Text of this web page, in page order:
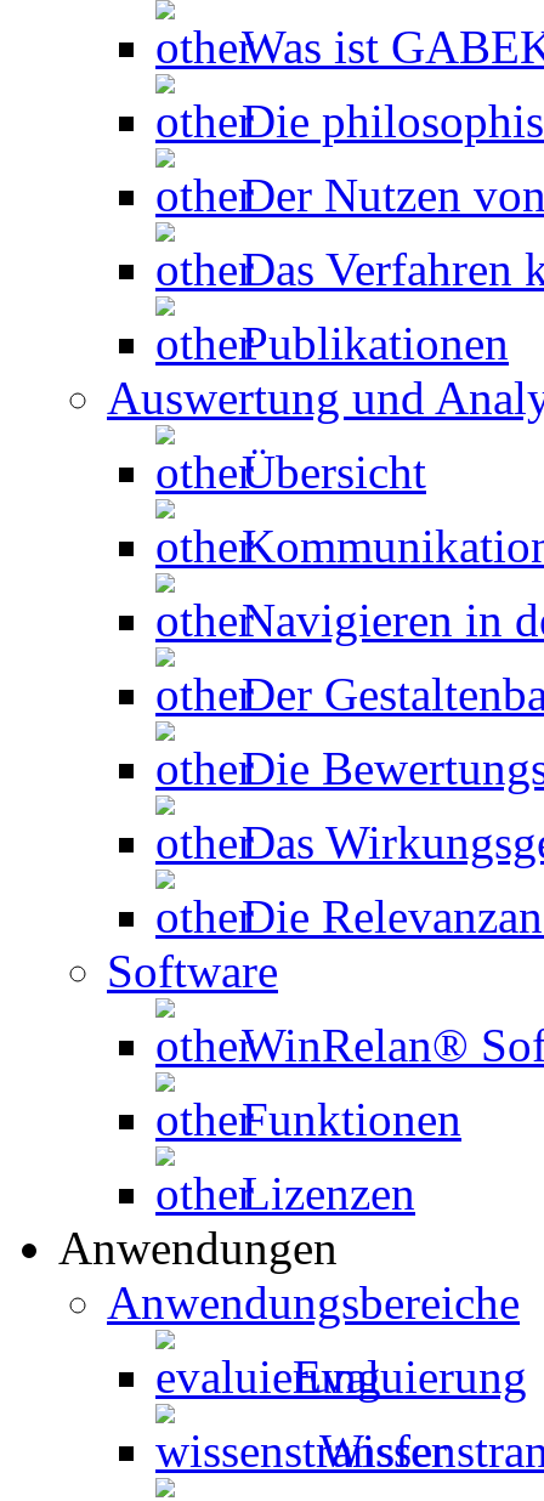
Was ist
Die
Der Nutzen
Das Verfahren
Publikationen
Auswertung und
Übersicht
Navigieren in
Der
Die
Das
Die
Software
WinRelan®
Funktionen
Lizenzen
Anwendungen
Anwendungsbereiche
Evaluierung